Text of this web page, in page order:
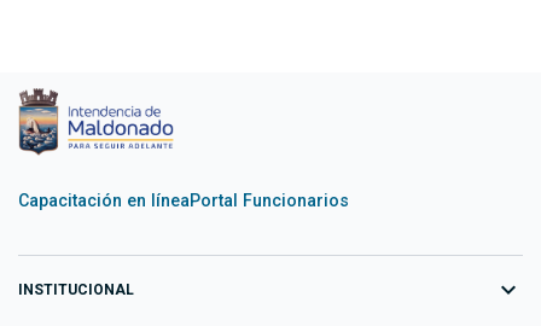
Capacitación en líneaPortal Funcionarios
INSTITUCIONAL expand_more